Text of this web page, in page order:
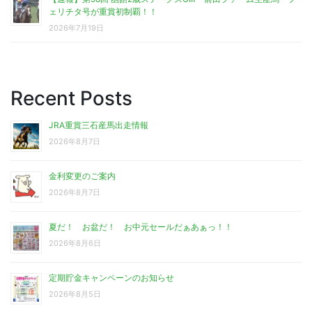
ェリチタ号が重賞初制覇！！
2026年7月19日
Recent Posts
JRA重賞三石産馬出走情報
2026年8月7日
金利変更のご案内
2026年8月7日
夏だ！ お盆だ！ お中元セールだぁあぁっ！！
2026年8月6日
定期貯金キャンペーンのお知らせ
2026年8月5日